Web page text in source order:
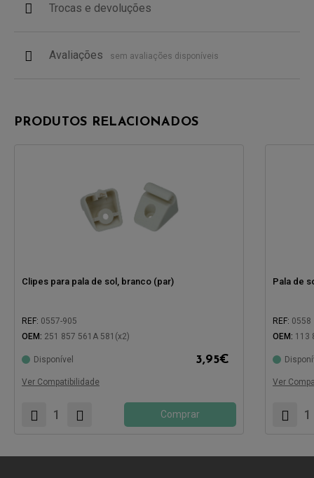
Trocas e devoluções
Avaliações sem avaliações disponíveis
PRODUTOS RELACIONADOS
Clipes para pala de sol, branco (par)
REF: 0557-905
OEM: 251 857 561A 581(x2)
Disponível 3,95€
Ver Compatibilidade
Comprar
Pala de
REF: 0558
OEM: 113
Ver